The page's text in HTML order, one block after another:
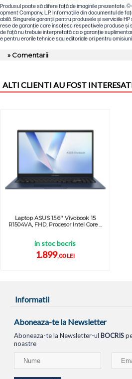
Produsul poate să difere faţă de imaginile prezentate.
opment Company, L.P. Informaţiile din documentul de
abilă. Singurele garanţii pentru produsele şi serviciile
rese de garanţie care însoţesc respectivele produse şi
de faţă nu trebuie interpretată ca o garanţie
e pentru erorile tehnice sau editoriale ori pentru
» Comentarii
ALTI CLIENTI AU FOST
Laptop ASUS 15.6'' Vivobook 15
R1504VA, FHD, Procesor Intel Core ...
in stoc bocris
1.899,00 LEI
Informatii
Aboneaza-te la Newsletter
Aboneaza-te la Newsletter-ul BOCRIS
noastre